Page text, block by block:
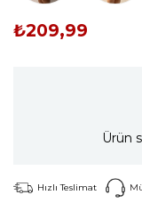
₺209,99
Ürün
Hızlı Teslimat